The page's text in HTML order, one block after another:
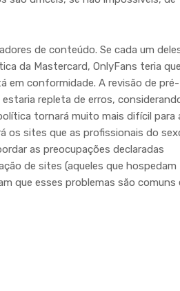
de conteúdo. Se cada um
da Mastercard, OnlyFans teria que
em conformidade. A revisão de pré-
repleta de erros,
tornará muito mais difícil para
os sites que as profissionais do
as preocupações declaradas
de sites (aqueles que hospedam
que esses problemas são comuns